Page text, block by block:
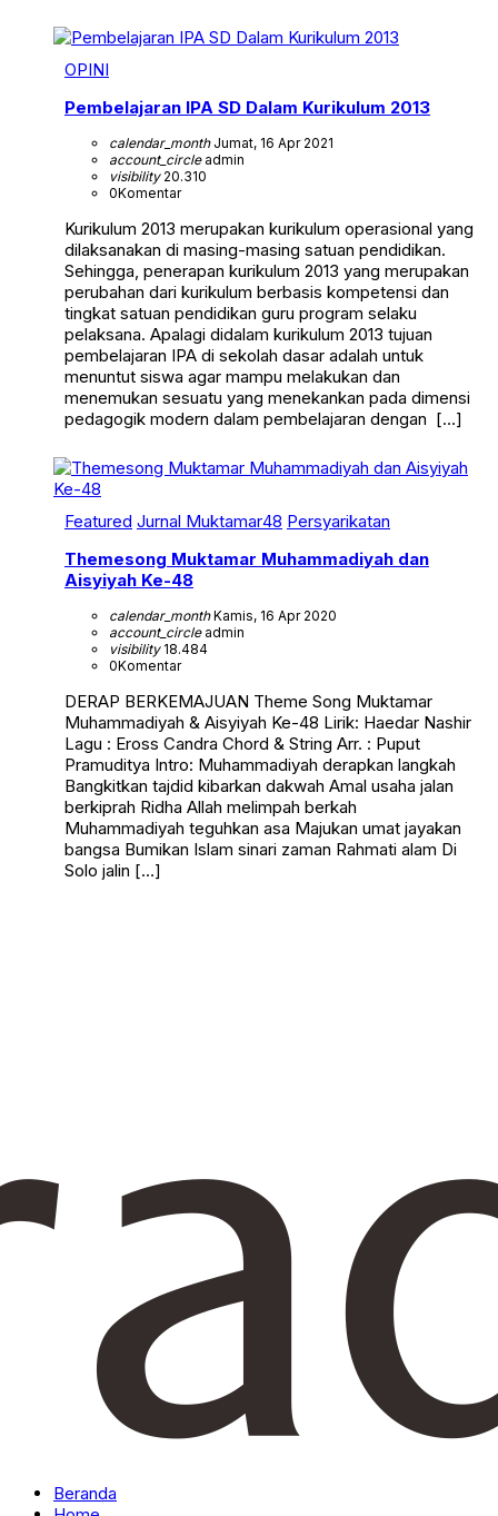
OPINI
Pembelajaran IPA SD Dalam Kurikulum 2013
calendar_monthJumat, 16 Apr 2021
account_circleadmin
visibility20.310
0Komentar
Kurikulum 2013 merupakan kurikulum operasional yang
dilaksanakan di masing-masing satuan pendidikan.
Sehingga, penerapan kurikulum 2013 yang merupakan
perubahan dari kurikulum berbasis kompetensi dan
tingkat satuan pendidikan guru program selaku
pelaksana. Apalagi didalam kurikulum 2013 tujuan
pembelajaran IPA di sekolah dasar adalah untuk
menuntut siswa agar mampu melakukan dan
menemukan sesuatu yang menekankan pada dimensi
pedagogik modern dalam pembelajaran dengan […]
Featured Jurnal Muktamar48 Persyarikatan
Themesong Muktamar Muhammadiyah dan
Aisyiyah Ke-48
calendar_monthKamis, 16 Apr 2020
account_circleadmin
visibility18.484
0Komentar
DERAP BERKEMAJUAN Theme Song Muktamar
Muhammadiyah & Aisyiyah Ke-48 Lirik: Haedar Nashir
Lagu : Eross Candra Chord & String Arr. : Puput
Pramuditya Intro: Muhammadiyah derapkan langkah
Bangkitkan tajdid kibarkan dakwah Amal usaha jalan
berkiprah Ridha Allah melimpah berkah
Muhammadiyah teguhkan asa Majukan umat jayakan
bangsa Bumikan Islam sinari zaman Rahmati alam Di
Solo jalin […]
Beranda